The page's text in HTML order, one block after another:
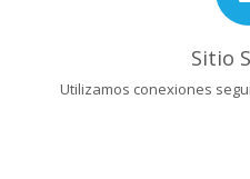
Sitio
Utilizamos conexiones